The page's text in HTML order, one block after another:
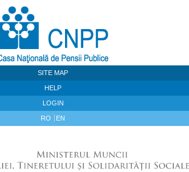
SITE MAP
HELP
LOGIN
RO EN